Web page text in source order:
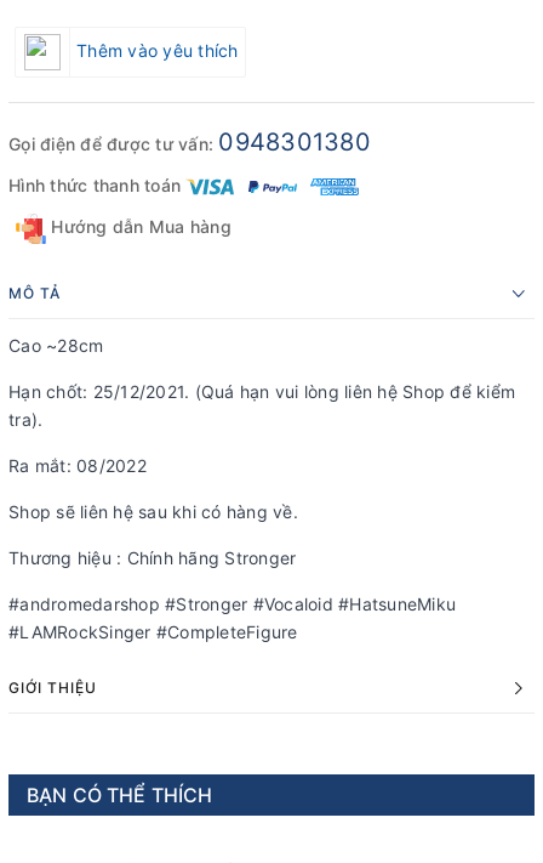
Thêm vào yêu thích
Gọi điện để được tư vấn: 0948301380
Hình thức thanh toán
Hướng dẫn Mua hàng
MÔ TẢ
Cao ~28cm
Hạn chốt: 25/12/2021. (Quá hạn vui lòng liên hệ Shop để kiểm
tra).
Ra mắt: 08/2022
Shop sẽ liên hệ sau khi có hàng về.
Thương hiệu : Chính hãng Stronger
#andromedarshop #Stronger #Vocaloid #HatsuneMiku
#LAMRockSinger #CompleteFigure
GIỚI THIỆU
BẠN CÓ THỂ THÍCH